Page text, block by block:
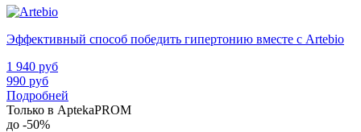
Эффективный способ победить гипертонию вместе с Artebio
1 940 руб
990 руб
Подробней
Только в AptekaPROM
до -50%